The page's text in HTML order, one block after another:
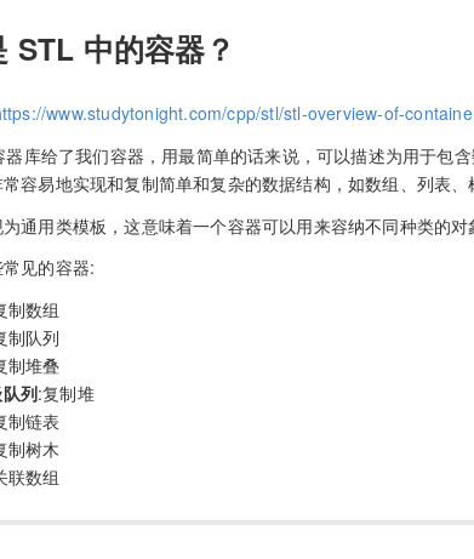
STL 中的容器？
www.studytonight.com/cpp/stl/stl-overview-of-
库给了我们容器，用最简单的话来说，可以描述为用于包
容易地实现和复制简单和复杂的数据结构，如数组、列表
通用类模板，这意味着一个容器可以用来容纳不同种类的
见的容器:
制数组
制队列
制堆叠
列:复制堆
制链表
制树木
联数组